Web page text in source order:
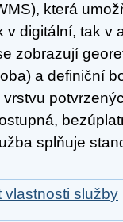
která
v digitální, tak v
zobrazují
a definiční
splňuje
vlastnosti služby